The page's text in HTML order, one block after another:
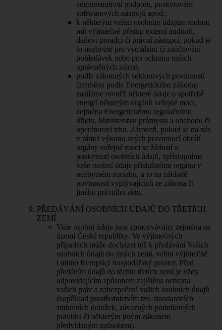
administrativní podporu, poskytování
softwarových nástrojů apod.;
k některým vašim osobním údajům mohou
mít výjimečně přístup externí auditoři,
daňoví poradci či právní zástupci, pokud je
to nezbytné pro vymáhání či zaúčtování
pohledávek nebo pro ochranu našich
oprávněných zájmů;
podle zákonných sektorových povinností
(zejména podle Energetického zákona)
zasíláme rovněž některé údaje o spotřebě
energií některým orgánů veřejné moci,
zejména Energetickému regulačnímu
úřadu, Ministerstvu průmyslu a obchodu či
operátorovi trhu. Zároveň, pokud se na nás
v rámci výkonu svých pravomocí obrátí
orgány veřejné moci se žádostí o
poskytnutí osobních údajů, zpřístupníme
vaše osobní údaje příslušnému orgánu v
nezbytném rozsahu, a to na základě
povinností vyplývajících ze zákona či
jiného právního aktu.
PŘEDÁVÁNÍ OSOBNÍCH ÚDAJŮ DO TŘETÍCH
ZEMÍ
Vaše osobní údaje jsou zpracovávány zejména na
území České republiky. Ve výjimečných
případech může docházet též k předávání Vašich
osobních údajů do jiných zemí, velmi výjimečně
i mimo Evropský hospodářský prostor. Před
předáním údajů do těchto třetích zemí je vždy
odpovídajícím způsobem zajištěna ochrana
vašich práv a zabezpečení vašich osobních údajů
(například prostřednictvím tzv. standardních
smluvních doložek, závazných podnikových
pravidel či některým jiným zákonem
předvídaným způsobem).